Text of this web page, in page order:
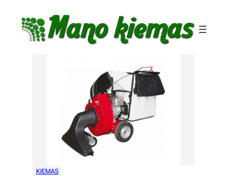
turinio
KIEMAS